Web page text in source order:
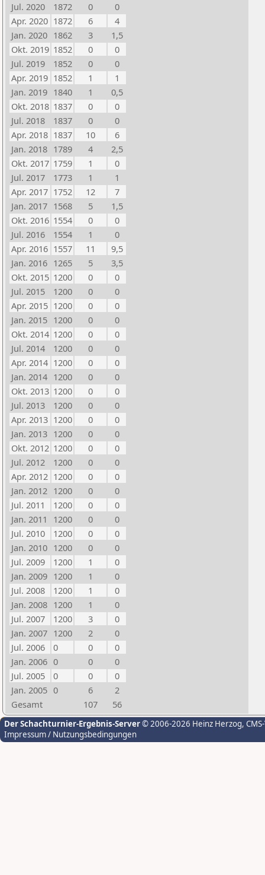
Jul. 2020
1872 0
0
Apr. 2020 1872 6
4
Jan. 2020 1862 3
1,5
Okt. 2019 1852 0
0
Jul. 2019
1852 0
0
Apr. 2019 1852 1
1
Jan. 2019 1840 1
0,5
Okt. 2018 1837 0
0
Jul. 2018
1837 0
0
Apr. 2018 1837 10
6
Jan. 2018 1789 4
2,5
Okt. 2017 1759 1
0
Jul. 2017
1773 1
1
Apr. 2017 1752 12
7
Jan. 2017 1568 5
1,5
Okt. 2016 1554 0
0
Jul. 2016
1554 1
0
Apr. 2016 1557 11
9,5
Jan. 2016 1265 5
3,5
Okt. 2015 1200 0
0
Jul. 2015
1200 0
0
Apr. 2015 1200 0
0
Jan. 2015 1200 0
0
Okt. 2014 1200 0
0
Jul. 2014
1200 0
0
Apr. 2014 1200 0
0
Jan. 2014 1200 0
0
Okt. 2013 1200 0
0
Jul. 2013
1200 0
0
Apr. 2013 1200 0
0
Jan. 2013 1200 0
0
Okt. 2012 1200 0
0
Jul. 2012
1200 0
0
Apr. 2012 1200 0
0
Jan. 2012 1200 0
0
Jul. 2011
1200 0
0
Jan. 2011
1200 0
0
Jul. 2010
1200 0
0
Jan. 2010 1200 0
0
Jul. 2009
1200 1
0
Jan. 2009 1200 1
0
Jul. 2008
1200 1
0
Jan. 2008 1200 1
0
Jul. 2007
1200 3
0
Jan. 2007 1200 2
0
Jul. 2006
0 0
0
Jan. 2006 0 0
0
Jul. 2005
0 0
0
Jan. 2005 0 6
2
Gesamt
107 56
Der Schachturnier-Ergebnis-Server© 2006-2026 Heinz Herzog,
Impressum / Nutzungsbedingungen